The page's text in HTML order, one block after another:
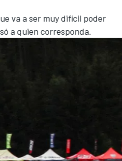
va a ser muy difícil poder
a quien corresponda.